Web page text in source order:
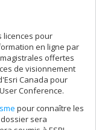
licences pour
en ligne par
offertes
de visionnement
Canada pour
Conference.
pour connaître les
sera